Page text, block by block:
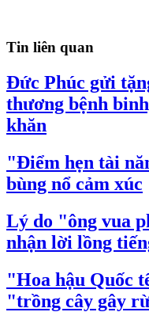
Tin liên quan
Đức Phúc gửi
thương bệnh
khăn
"Điểm hẹn tài
bùng nổ cảm xúc
Lý do "ông vua
nhận lời lồng
"Hoa hậu Quốc
"trồng cây gây